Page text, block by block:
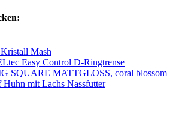
Mash
Easy Control D-Ringtrense
SQUARE MATTGLOSS, coral blossom
Huhn mit Lachs Nassfutter